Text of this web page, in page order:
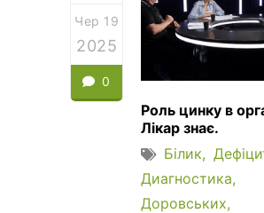
Чер 19
2025
0
Роль цинку в
Лікар знає.
Білик
Диагностика
Доровських